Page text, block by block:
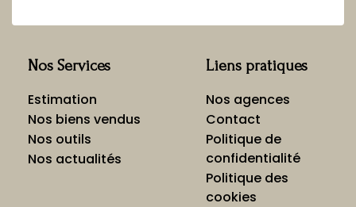
Nos Services
Estimation
Nos biens vendus
Nos outils
Nos actualités
Liens pratiques
Nos agences
Contact
Politique de
confidentialité
Politique des
cookies